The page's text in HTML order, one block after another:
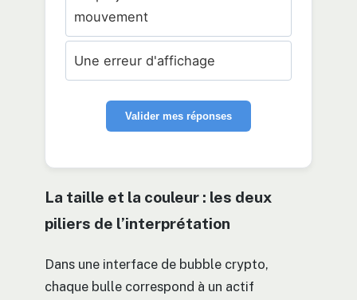
mouvement
Une erreur d'affichage
Valider mes réponses
La taille et la couleur : les deux
piliers de l’interprétation
Dans une interface de bubble crypto,
chaque bulle correspond à un actif